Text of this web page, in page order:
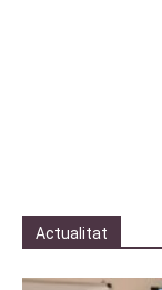
Actualitat